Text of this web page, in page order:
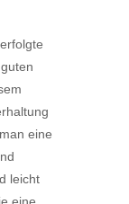
eine
leicht